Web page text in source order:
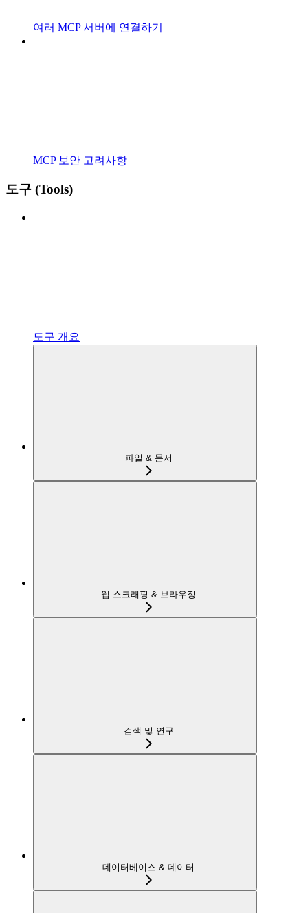
여러 MCP 서버에 연결하기
MCP 보안 고려사항
도구 (Tools)
도구 개요
파일 & 문서
웹 스크래핑 & 브라우징
검색 및 연구
데이터베이스 & 데이터